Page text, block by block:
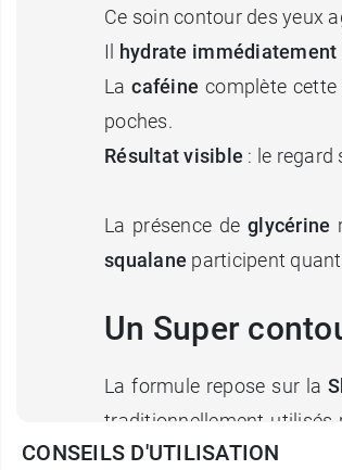
Ce soin contour des yeux
Il hydrate immédiatement
Lacaféine complète cette
poches.
Résultat visible : le regard
La présence deglycérine
squalane participent
Un Super
La formule repose sur la
traditionnellement utilisés
l’équilibre cutané. La
CONSEILS D'UTILISATION